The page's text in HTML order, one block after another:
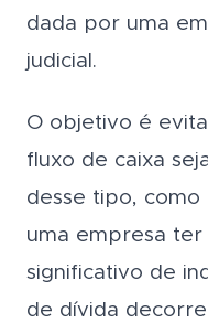
dada por uma
judicial.
O objetivo é
fluxo de caixa
desse tipo,
uma empresa
significativo de
de dívida